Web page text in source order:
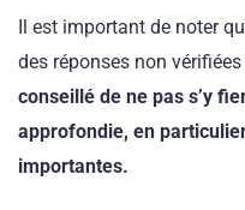
Il est important de noter
des réponses non
conseillé de ne pas s’y
approfondie, en
importantes.